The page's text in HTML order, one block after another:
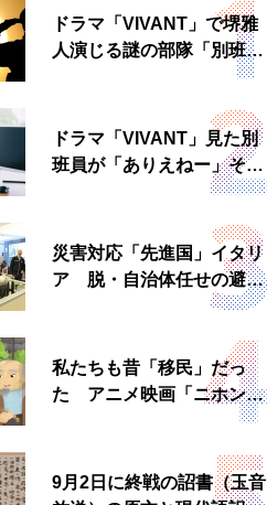
ドラマ「VIVANT」で堺雅
人演じる謎の部隊「別班」
は実在する？内情知る人物
ドラマ「VIVANT」見た別
班員が「ありえねー」その
理由とは 非公然組織ゆえ
災害対応「先進国」イタリ
ア 脱・自治体任せの避難
所運営、被災者への温かい
私たちも昔「移民」だっ
た アニメ映画「ニホンジ
9月2日に終戦の詔書（玉音